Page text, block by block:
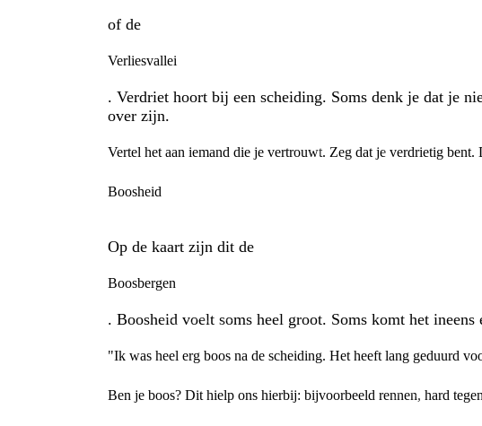
of de
Verliesvallei
. Verdriet hoort bij een scheiding. Soms denk je dat je
over zijn.
Vertel het aan iemand die je vertrouwt. Zeg dat je verdrietig
Boosheid
Op de kaart zijn dit de
Boosbergen
. Boosheid voelt soms heel groot. Soms komt het
"Ik was heel erg boos na de scheiding. Het heeft lang geduurd
Ben je boos? Dit hielp ons hierbij: bijvoorbeeld rennen, hard